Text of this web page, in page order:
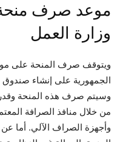
وزارة العمل
ويتوقف صرف المنحة على
الجمهورية على إنشاء صندوق
من خلال منافذ الصرافة
وأجهزة الصراف الآلي. أما